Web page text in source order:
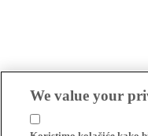
We value your